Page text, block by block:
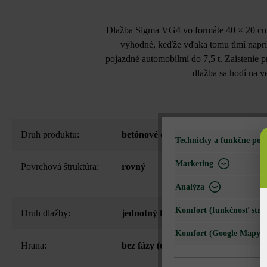
Dlažba Sigma VG4 vo formáte 40 × 20
výhodné, keďže vďaka tomu tlmí
pojazdné automobilmi do 7,5 t. Zaistenie
dlažba sa hodí na
Druh produktu: betónové dlažby
Povrchová štruktúra: rovný
Druh dlažby: jednotný formát
Hrana: bez fázy (ostré hrany)
Technicky a funkčne
Marketing
Analýza
Komfort (funkčnosť
Komfort (Google Mapy)